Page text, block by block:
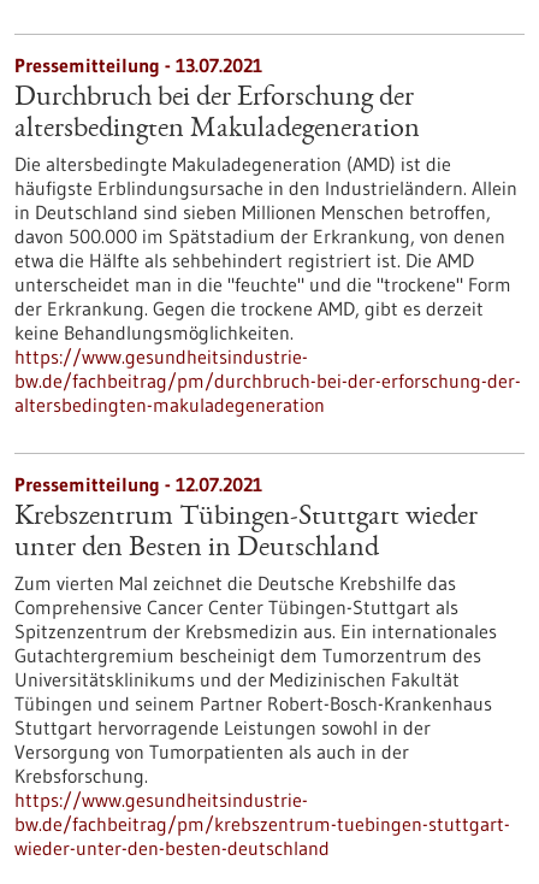
Pressemitteilung - 13.07.2021
Durchbruch bei der Erforschung der
altersbedingten Makuladegeneration
Die altersbedingte Makuladegeneration (AMD) ist die
häufigste Erblindungsursache in den Industrieländern. Allein
in Deutschland sind sieben Millionen Menschen betroffen,
davon 500.000 im Spätstadium der Erkrankung, von denen
etwa die Hälfte als sehbehindert registriert ist. Die AMD
unterscheidet man in die "feuchte" und die "trockene" Form
der Erkrankung. Gegen die trockene AMD, gibt es derzeit
keine Behandlungsmöglichkeiten.
https://www.gesundheitsindustrie-
bw.de/fachbeitrag/pm/durchbruch-bei-der-erforschung-der-
altersbedingten-makuladegeneration
Pressemitteilung - 12.07.2021
Krebszentrum Tübingen-Stuttgart wieder
unter den Besten in Deutschland
Zum vierten Mal zeichnet die Deutsche Krebshilfe das
Comprehensive Cancer Center Tübingen-Stuttgart als
Spitzenzentrum der Krebsmedizin aus. Ein internationales
Gutachtergremium bescheinigt dem Tumorzentrum des
Universitätsklinikums und der Medizinischen Fakultät
Tübingen und seinem Partner Robert-Bosch-Krankenhaus
Stuttgart hervorragende Leistungen sowohl in der
Versorgung von Tumorpatienten als auch in der
Krebsforschung.
https://www.gesundheitsindustrie-
bw.de/fachbeitrag/pm/krebszentrum-tuebingen-stuttgart-
wieder-unter-den-besten-deutschland